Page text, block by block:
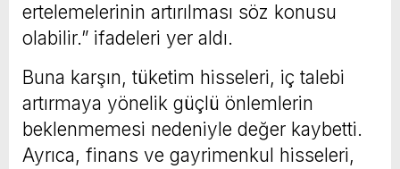
ertelemelerinin artırılması söz konusu
olabilir.” ifadeleri yer aldı.
Buna karşın, tüketim hisseleri, iç talebi
artırmaya yönelik güçlü önlemlerin
beklenmemesi nedeniyle değer kaybetti.
Ayrıca, finans ve gayrimenkul hisseleri,